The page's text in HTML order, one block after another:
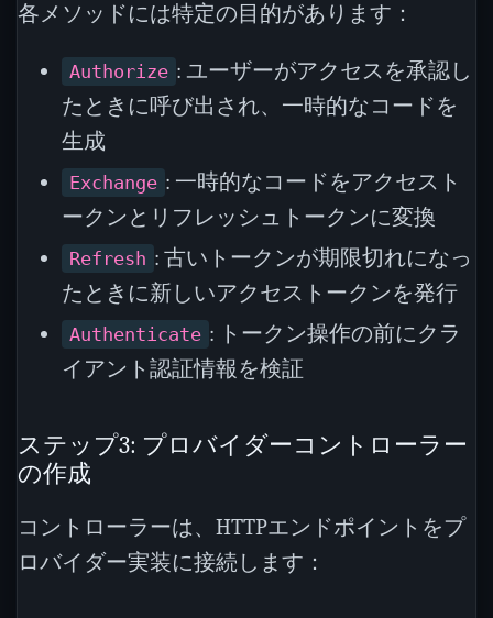
各メソッドには特定の目的があります：
Authorize : ユーザーがアクセスを承認し
たときに呼び出され、一時的なコードを
生成
Exchange : 一時的なコードをアクセスト
ークンとリフレッシュトークンに変換
Refresh : 古いトークンが期限切れになっ
たときに新しいアクセストークンを発行
Authenticate : トークン操作の前にクラ
イアント認証情報を検証
ステップ3: プロバイダーコントローラー
の作成
コントローラーは、HTTPエンドポイントをプ
ロバイダー実装に接続します：